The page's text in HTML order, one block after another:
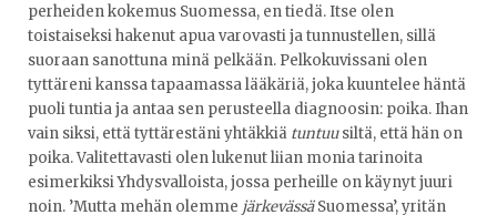
perheiden kokemus Suomessa, en tiedä. Itse olen
toistaiseksi hakenut apua varovasti ja tunnustellen, sillä
suoraan sanottuna minä pelkään. Pelkokuvissani olen
tyttäreni kanssa tapaamassa lääkäriä, joka kuuntelee häntä
puoli tuntia ja antaa sen perusteella diagnoosin: poika. Ihan
vain siksi, että tyttärestäni yhtäkkiä tuntuusiltä, että hän on
poika. Valitettavasti olen lukenut liian monia tarinoita
esimerkiksi Yhdysvalloista, jossa perheille on käynyt juuri
noin. ’Mutta mehän olemme järkevässäSuomessa’, yritän